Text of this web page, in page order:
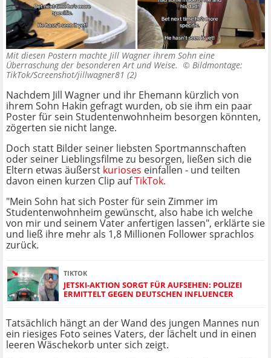
Mit diesen Postern machte Jill Wagner ihrem Sohn eine
Überraschung der besonderen Art und Weise. © Bildmontage:
TikTok/Screenshot/jillwagner81 (2)
Nachdem Jill Wagner und ihr Ehemann kürzlich von
ihrem Sohn Hakin gefragt wurden, ob sie ihm ein paar
Poster für sein Studentenwohnheim besorgen könnten,
zögerten sie nicht lange.
Doch statt Bilder seiner liebsten Sportmannschaften
oder seiner Lieblingsfilme zu besorgen, ließen sich die
Eltern etwas äußerst kurioses einfallen - und teilten
davon einen kurzen Clip aufTikTok.
"Mein Sohn hat sich Poster für sein Zimmer im
Studentenwohnheim gewünscht, also habe ich welche
von mir und seinem Vater anfertigen lassen", erklärte sie
und ließ ihre mehr als 1,8 Millionen Follower sprachlos
zurück.
TIKTOK
JETSKI-AKTION SORGT FÜR AUFSEHEN: POLIZEI
ERMITTELT GEGEN DEUTSCHEN INFLUENCER
Tatsächlich hängt an der Wand des jungen Mannes nun
ein riesiges Foto seines Vaters, der lächelt und in einen
leeren Wäschekorb unter sich zeigt.